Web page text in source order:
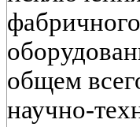
общем
научно-